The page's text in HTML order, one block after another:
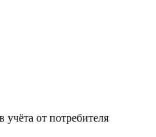
от потребителя